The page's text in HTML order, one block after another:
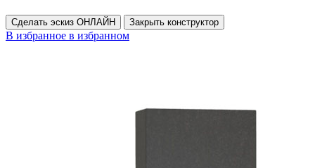
Сделать эскиз ОНЛАЙН Закрыть конструктор
В избранное в избранном